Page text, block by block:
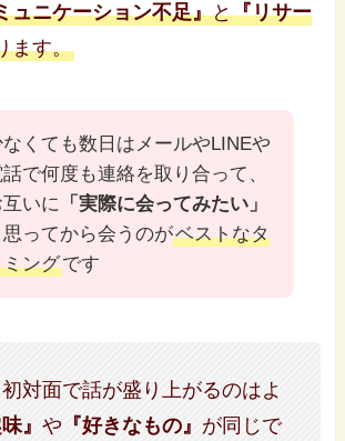
ュニケーション不足』と『リサー
ます。
なくても数日はメールやLINEや
話で何度も連絡を取り合って、
互いに 「実際に会ってみたい」
思ってから会うのがベストなタ
ミングです
対面で話が盛り上がるのはよ
味』や 『好きなもの』 が同じで